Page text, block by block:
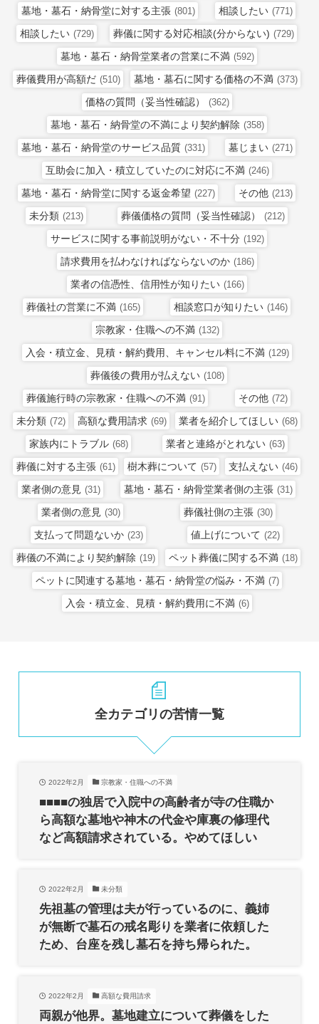
墓地・墓石・納骨堂に対する主張 (801) 相談したい (771)
相談したい (729) 葬儀に関する対応相談(分からない) (729)
墓地・墓石・納骨堂業者の営業に不満 (592)
葬儀費用が高額だ (510) 墓地・墓石に関する価格の不満 (373)
価格の質問（妥当性確認） (362)
墓地・墓石・納骨堂の不満により契約解除 (358)
墓地・墓石・納骨堂のサービス品質 (331) 墓じまい (271)
互助会に加入・積立していたのに対応に不満 (246)
墓地・墓石・納骨堂に関する返金希望 (227) その他 (213)
未分類 (213) 葬儀価格の質問（妥当性確認） (212)
サービスに関する事前説明がない・不十分 (192)
請求費用を払わなければならないのか (186)
業者の信憑性、信用性が知りたい (166)
葬儀社の営業に不満 (165) 相談窓口が知りたい (146)
宗教家・住職への不満 (132)
入会・積立金、見積・解約費用、キャンセル料に不満 (129)
葬儀後の費用が払えない (108)
葬儀施行時の宗教家・住職への不満 (91) その他 (72)
未分類 (72) 高額な費用請求 (69) 業者を紹介してほしい (68)
家族内にトラブル (68) 業者と連絡がとれない (63)
葬儀に対する主張 (61) 樹木葬について (57) 支払えない (46)
業者側の意見 (31) 墓地・墓石・納骨堂業者側の主張 (31)
業者側の意見 (30) 葬儀社側の主張 (30)
支払って問題ないか (23) 値上げについて (22)
葬儀の不満により契約解除 (19) ペット葬儀に関する不満 (18)
ペットに関連する墓地・墓石・納骨堂の悩み・不満 (7)
入会・積立金、見積・解約費用に不満 (6)
全カテゴリの苦情一覧
2022年2月 宗教家・住職への不満
■■■■の独居で入院中の高齢者が寺の住職か
ら高額な墓地や神木の代金や庫裏の修理代
など高額請求されている。やめてほしい
2022年2月 未分類
先祖墓の管理は夫が行っているのに、義姉
が無断で墓石の戒名彫りを業者に依頼した
ため、台座を残し墓石を持ち帰られた。
2022年2月 高額な費用請求
両親が他界。墓地建立について葬儀をした